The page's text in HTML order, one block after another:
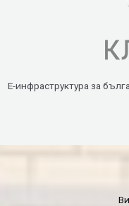
Е-инфраструктура за